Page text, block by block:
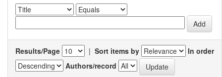
Results/Page | Sort items by
In order
Authors/record